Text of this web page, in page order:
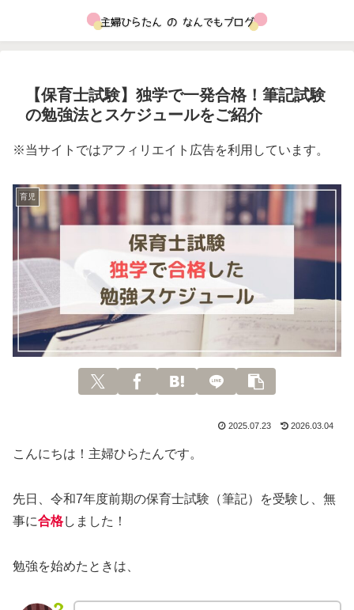
【保育士試験】独学で一発合格！筆記試験
の勉強法とスケジュールをご紹介
※当サイトではアフィリエイト広告を利用しています。
育児
2025.07.23 2026.03.04
こんにちは！主婦ひらたんです。
先日、令和7年度前期の保育士試験（筆記）を受験し、無
事に合格しました！
勉強を始めたときは、